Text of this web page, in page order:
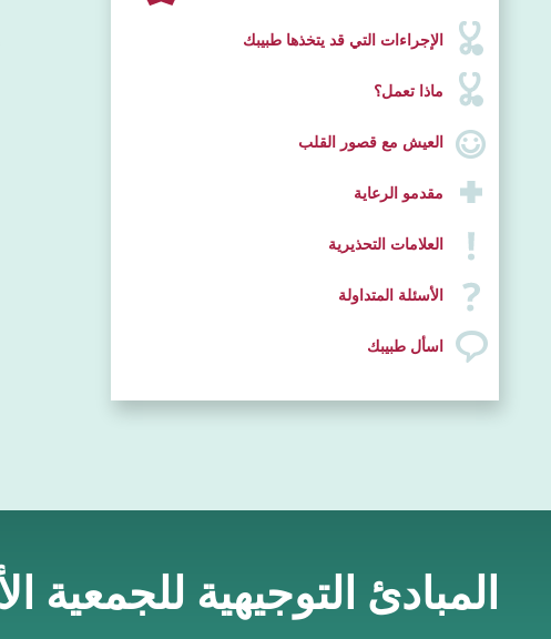
الإجراءات التي قد يتخذها طبيبك
ماذا تعمل؟
العيش مع قصور القلب
مقدمو الرعاية
العلامات التحذيرية
الأسئلة المتداولة
اسأل طبيبك
المبادئ التوجيهية